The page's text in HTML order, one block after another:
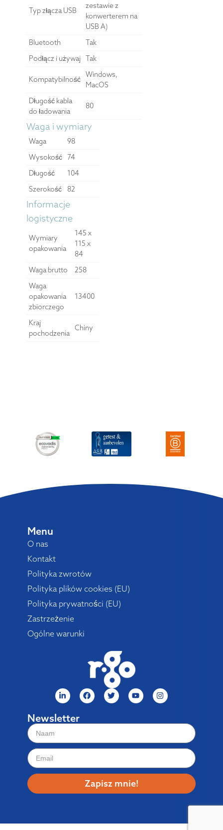
Typ złącza USB
zestawie z
konwerterem na
USB A)
Bluetooth
Tak
Podłącz i używaj Tak
Kompatybilność
Windows,
MacOS
Długość kabla
do ładowania
80
Waga i wymiary
Waga
98
Wysokość 74
Długość
104
Szerokość
82
Informacje
logistyczne
Wymiary
opakowania
145 x
115 x
84
Waga brutto
258
Waga
opakowania
zbiorczego
13400
Kraj
pochodzenia
Chiny
Menu
O nas
Kontakt
Polityka zwrotów
Polityka plików cookies (EU)
Polityka prywatności (EU)
Zastrzeżenie
Ogólne warunki
Newsletter
Zapisz mnie!